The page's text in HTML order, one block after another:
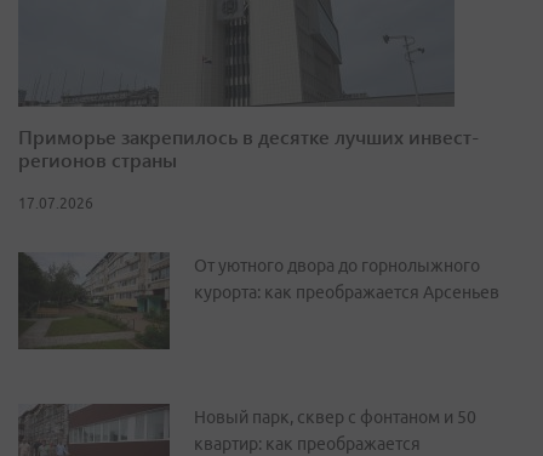
Приморье закрепилось в десятке лучших инвест-
регионов страны
17.07.2026
От уютного двора до горнолыжного
курорта: как преображается Арсеньев
Новый парк, сквер с фонтаном и 50
квартир: как преображается